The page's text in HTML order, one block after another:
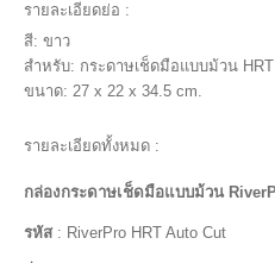
รายละเอียดย่อ :
สี: ขาว
สำหรับ: กระดาษเช็ดมือแบบม้วน HRT
ขนาด: 27 x 22 x 34.5 cm.
รายละเอียดทั้งหมด :
กล่องกระดาษเช็ดมือแบบม้วน
รหัส: RiverPro HRT Auto Cut